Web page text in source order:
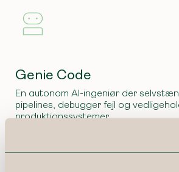
Genie Code
En autonom AI-ingeniør der
pipelines, debugger fejl og
produktionssystemer